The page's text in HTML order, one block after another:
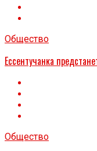
Общество
Ессентучанка
Общество